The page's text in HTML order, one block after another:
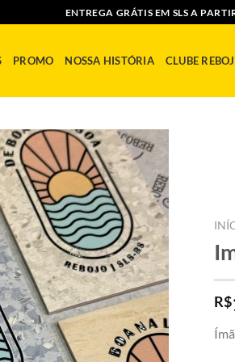
ENTREGA GRÁTIS EM SLS A
PROMO NOSSA HISTÓRIA CLUBE
ADICIONAR
A MINHA
LISTA
R$